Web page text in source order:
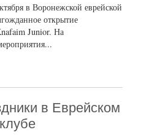
в Воронежской еврейской
открытие
Junior. На
в Еврейском